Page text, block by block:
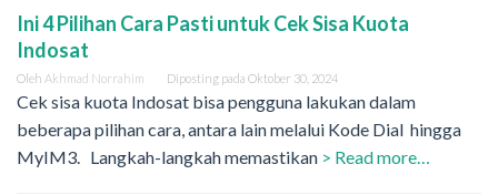
Ini 4 Pilihan Cara Pasti untuk Cek Sisa Kuota
Indosat
Oleh Akhmad Norrahim Diposting pada Oktober 30, 2024
Cek sisa kuota Indosat bisa pengguna lakukan dalam
beberapa pilihan cara, antara lain melalui Kode Dial hingga
MyIM3. Langkah-langkah memastikan > Read more…